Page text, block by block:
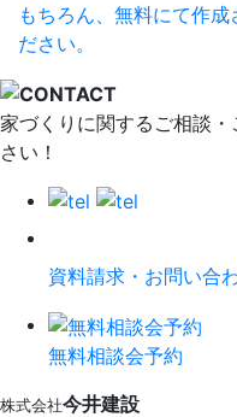
もちろん、無料にて作
ださい。
家づくりに関するご相談
さい！
資料請求・お問い合
無料相談会予約
株式会社今井建設